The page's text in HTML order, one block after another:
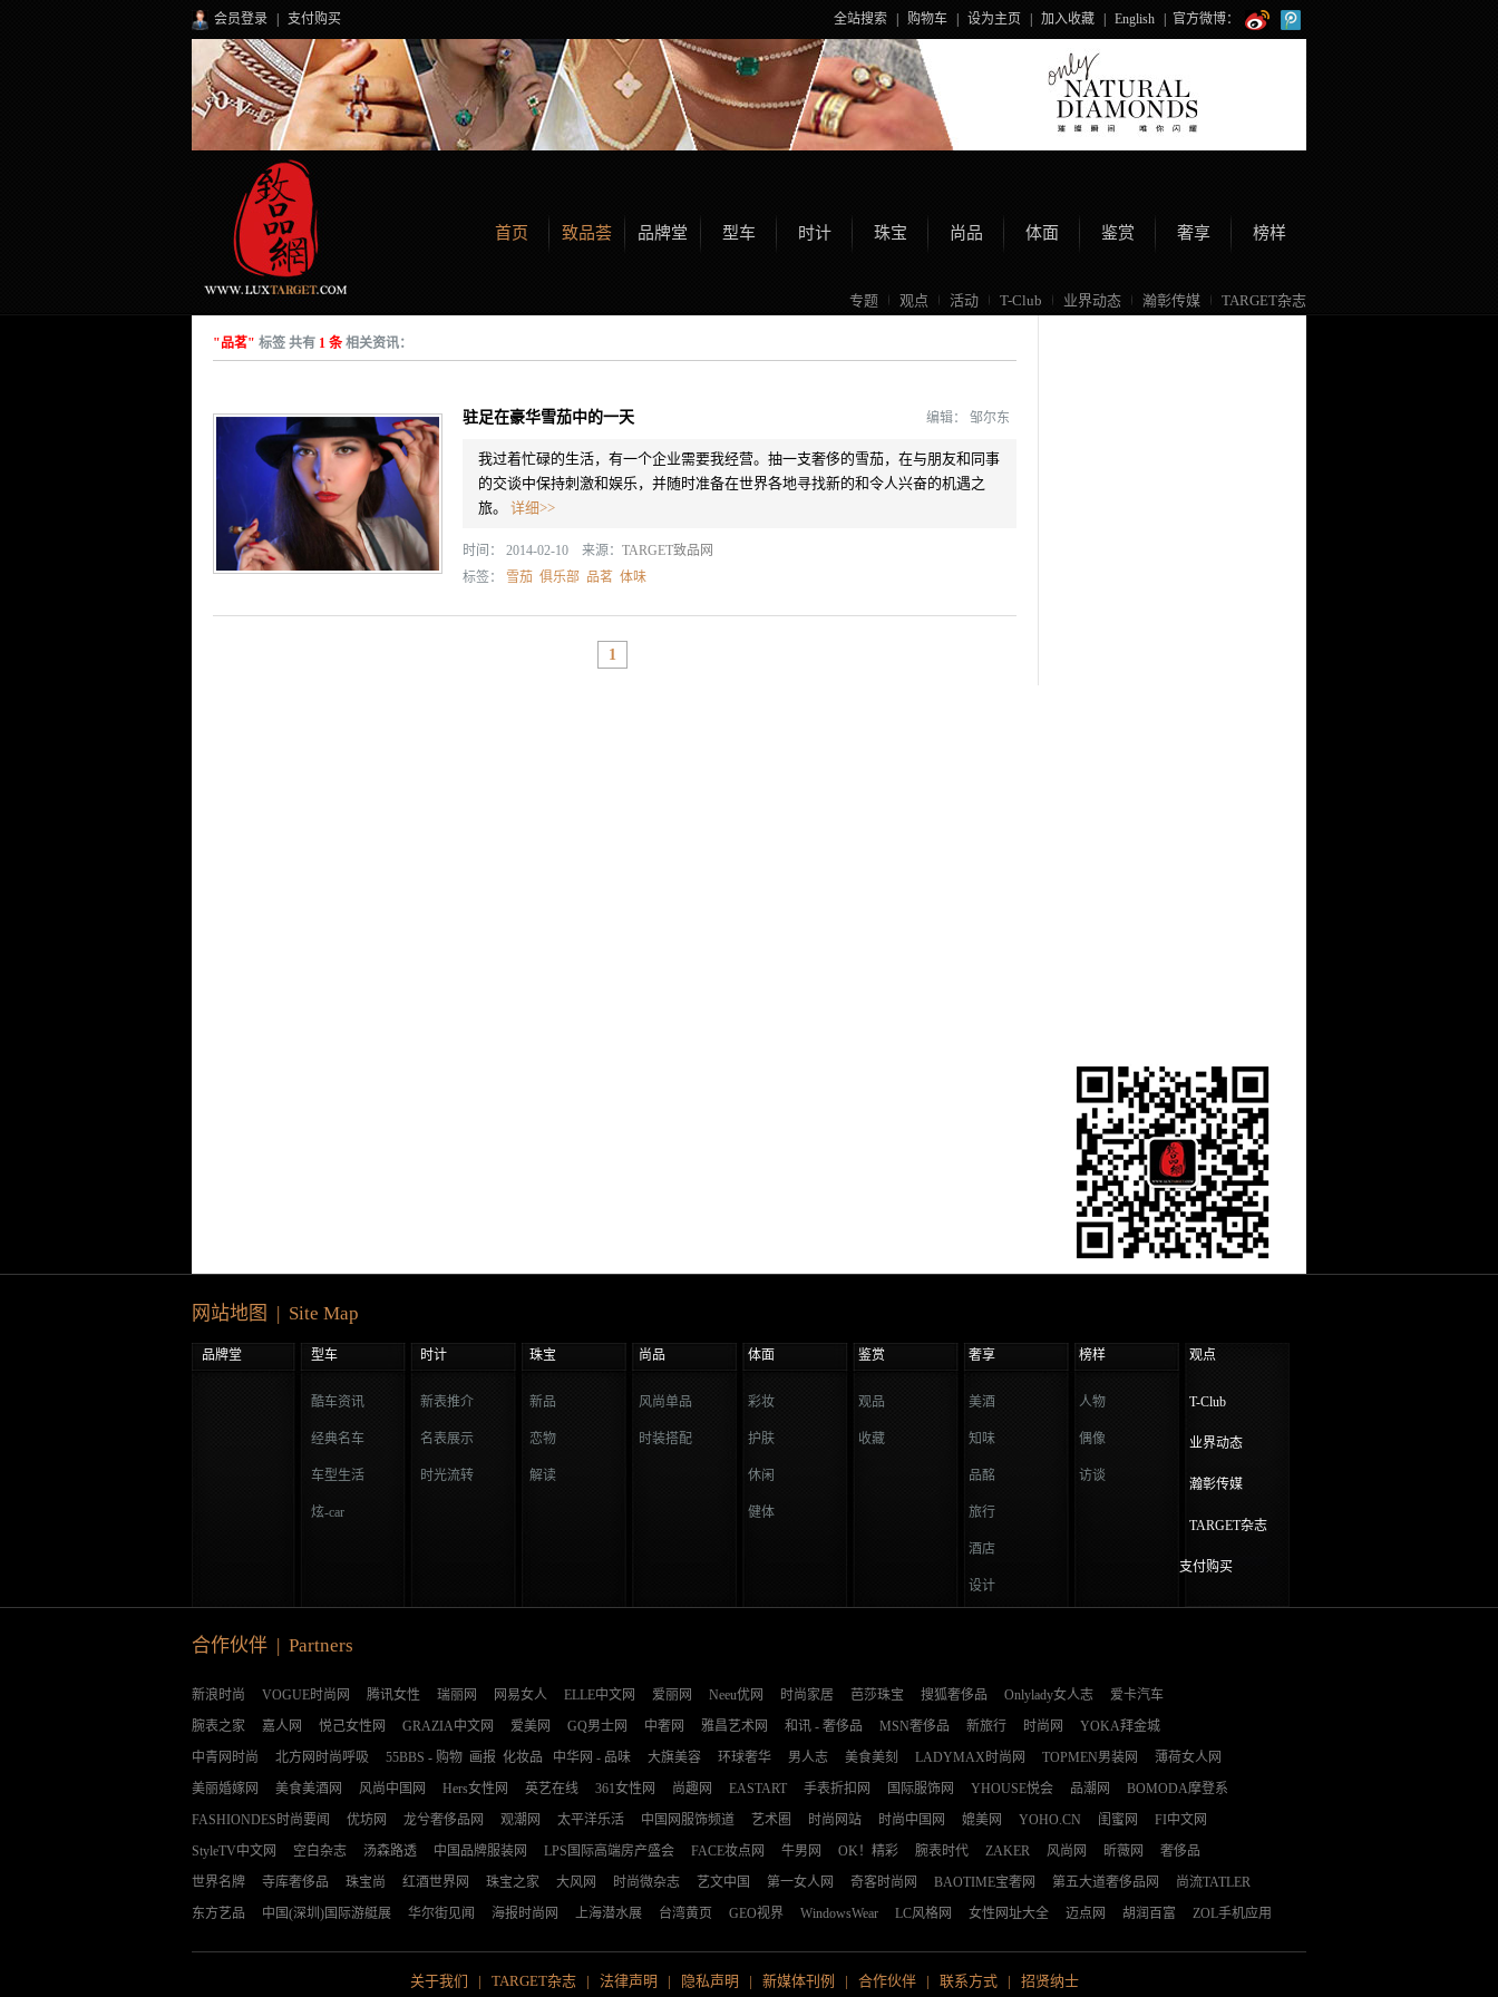
会员登录 支付购买 全站搜索 购物车 设为主页 加入收藏 English 官方微博：
首页 致品荟 品牌堂 型车 时计 珠宝 尚品 体面 鉴赏 奢享 榜样
专题 观点 活动 T-Club 业界动态 瀚彰传媒 TARGET杂志
"品茗" 标签 共有 1 条相关资讯：
驻足在豪华雪茄中的一天 编辑： 邹尔东
我过着忙碌的生活，有一个企业需要我经营。抽一支奢侈的雪茄，在与朋友和同事
的交谈中保持刺激和娱乐，并随时准备在世界各地寻找新的和令人兴奋的机遇之
旅。 详细>>
时间： 2014-02-10 来源： TARGET致品网
标签： 雪茄 俱乐部 品茗 体味
1
网站地图 | Site Map
品牌堂 型车 时计 珠宝 尚品 体面 鉴赏 奢享 榜样 观点
酷车资讯
经典名车
车型生活
炫-car
新表推介
名表展示
时光流转
新品
恋物
解读
风尚单品
时装搭配
彩妆
护肤
休闲
健体
观品
收藏
美酒
知味
品酩
旅行
酒店
设计
人物
偶像
访谈
T-Club
业界动态
瀚彰传媒
TARGET杂志
支付购买
合作伙伴 | Partners
新浪时尚 VOGUE时尚网 腾讯女性 瑞丽网 网易女人 ELLE中文网 爱丽网 Neeu优网 时尚家居 芭莎珠宝 搜狐奢侈品 Onlylady女人志
爱卡汽车
腕表之家
嘉人网 悦己女性网 GRAZIA中文网 爱美网 GQ男士网 中奢网 雅昌艺术网 和讯 - 奢侈品 MSN奢侈品 新旅行 时尚网
YOKA拜金城
中青网时尚
北方网时尚呼吸 55BBS - 购物 画报 化妆品 中华网 - 品味 大旗美容 环球奢华 男人志 美食美刻 LADYMAX时尚网 TOPMEN男装网
薄荷女人网
美丽婚嫁网
美食美酒网 风尚中国网 Hers女性网 英艺在线 361女性网 尚趣网 EASTART 手表折扣网 国际服饰网 YHOUSE悦会 品潮网
BOMODA摩登系
FASHIONDES时尚要闻
优坊网 龙兮奢侈品网 观潮网 太平洋乐活 中国网服饰频道 艺术圈 时尚网站 时尚中国网 媲美网 YOHO.CN 闺蜜网
FI中文网
StyleTV中文网
空白杂志 汤森路透 中国品牌服装网 LPS国际高端房产盛会 FACE妆点网 牛男网 OK！精彩 腕表时代 ZAKER 风尚网 昕薇网
奢侈品
世界名牌
寺库奢侈品 珠宝尚 红酒世界网 珠宝之家 大风网 时尚微杂志 艺文中国 第一女人网 奇客时尚网 BAOTIME宝奢网 第五大道奢侈品网
尚流TATLER
东方艺品
中国(深圳)国际游艇展 华尔街见闻 海报时尚网 上海潜水展 台湾黄页 GEO视界 WindowsWear LC风格网 女性网址大全 迈点网 胡润百富 ZOL手机应用
关于我们 | TARGET杂志| 法律声明 | 隐私声明 | 新媒体刊例 | 合作伙伴| 联系方式| 招贤纳士